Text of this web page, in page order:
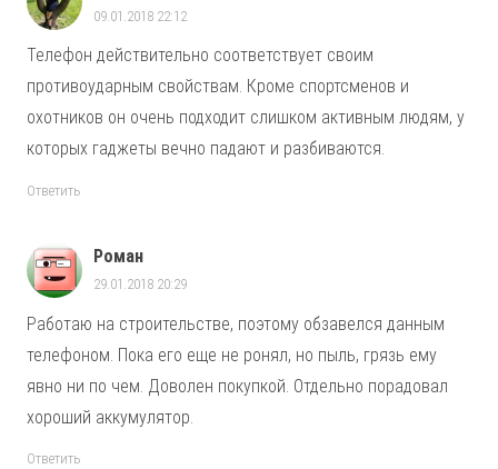
09.01.2018 22:12
Телефон действительно соответствует своим
противоударным свойствам. Кроме спортсменов и
охотников он очень подходит слишком активным людям, у
которых гаджеты вечно падают и разбиваются.
Ответить
Роман
29.01.2018 20:29
Работаю на строительстве, поэтому обзавелся данным
телефоном. Пока его еще не ронял, но пыль, грязь ему
явно ни по чем. Доволен покупкой. Отдельно порадовал
хороший аккумулятор.
Ответить